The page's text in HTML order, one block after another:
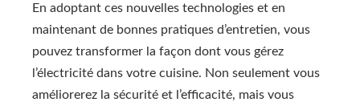
En adoptant ces nouvelles technologies et en
maintenant de bonnes pratiques d’entretien, vous
pouvez transformer la façon dont vous gérez
l’électricité dans votre cuisine. Non seulement vous
améliorerez la sécurité et l’efficacité, mais vous